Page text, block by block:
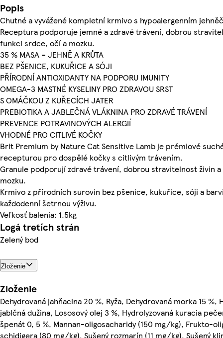
Popis
Chutné a vyvážené kompletní krmivo s hypoalergenním
Receptura podporuje jemné a zdravé trávení, dobrou
funkci srdce, očí a mozku.
35 % MASA – JEHNĚ A KRŮTA
BEZ PŠENICE, KUKUŘICE A SÓJI
PŘÍRODNÍ ANTIOXIDANTY NA PODPORU IMUNITY
OMEGA-3 MASTNÉ KYSELINY PRO ZDRAVOU SRST
S OMÁČKOU Z KUŘECÍCH JATER
PREBIOTIKA A JABLEČNÁ VLÁKNINA PRO ZDRAVÉ TRÁVENÍ
PREVENCE POTRAVINOVÝCH ALERGIÍ
VHODNÉ PRO CITLIVÉ KOČKY
Brit Premium by Nature Cat Sensitive Lamb je prémiové
recepturou pro dospělé kočky s citlivým trávením.
Granule podporují zdravé trávení, dobrou stravitelnost živin
mozku.
Krmivo z přírodních surovin bez pšenice, kukuřice, sóji a
každodenní šetrnou výživu.
Veľkosť balenia: 1.5kg
Logá tretích strán
Zelený bod
Zloženie
Zloženie
Dehydrovaná jahňacina 20 %, Ryža, Dehydrovaná morka 15
jablčná dužina, Lososový olej 3 %, Hydrolyzovaná kuracia
špenát 0, 5 %, Mannan-oligosacharidy (150 mg/kg), Frukto-
schidigera (80 mg/kg), Sušený rozmarín (11 mg/kg), Sušený